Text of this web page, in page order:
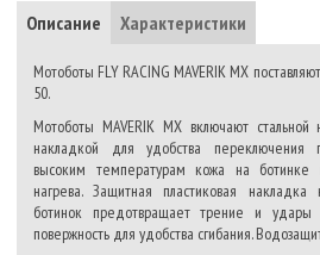
Описание Характеристики
Мотоботы FLY RACING MAVERIK MX
50.
Мотоботы MAVERIK MX включают
накладкой для удобства переключения
высоким температурам кожа на ботинке
нагрева. Защитная пластиковая накладка
ботинок предотвращает трение и удары
повержность для удобства сгибания.